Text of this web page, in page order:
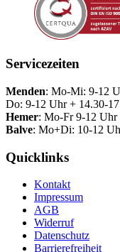
Servicezeiten
Menden: Mo-Mi: 9-12
Do: 9-12 Uhr + 14.30-
Hemer: Mo-Fr 9-12 Uhr
Balve: Mo+Di: 10-12
Quicklinks
Kontakt
Impressum
AGB
Widerruf
Datenschutz
Barrierefreiheit